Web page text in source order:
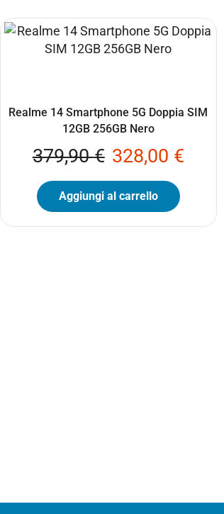
Realme 14 Smartphone 5G Doppia SIM
12GB 256GB Nero
379,90€ 328,00 €
Aggiungi al carrello